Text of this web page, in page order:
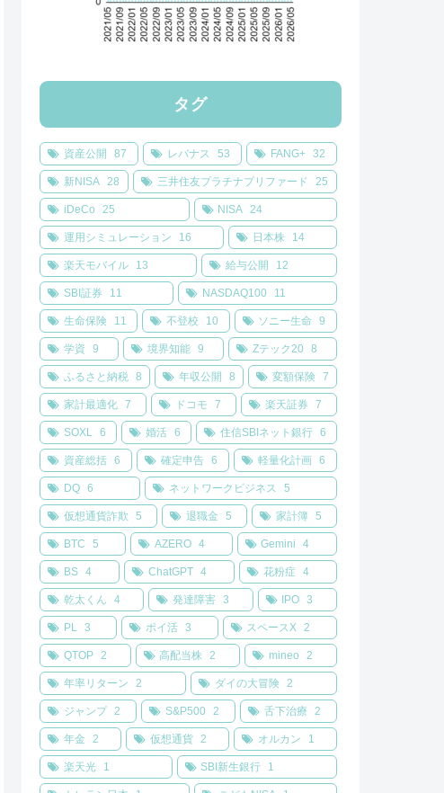
タグ
資産公開 87 レバナス 53 FANG+ 32
新NISA 28 三井住友プラチナプリファード 25
iDeCo 25 NISA 24
運用シミュレーション 16 日本株 14
楽天モバイル 13 給与公開 12
SBI証券 11 NASDAQ100 11
生命保険 11 不登校 10 ソニー生命 9
学資 9 境界知能 9 Zテック20 8
ふるさと納税 8 年収公開 8 変額保険 7
家計最適化 7 ドコモ 7 楽天証券 7
SOXL 6 婚活 6 住信SBIネット銀行 6
資産総括 6 確定申告 6 軽量化計画 6
DQ 6 ネットワークビジネス 5
仮想通貨詐欺 5 退職金 5 家計簿 5
BTC 5 AZERO 4 Gemini 4
BS 4 ChatGPT 4 花粉症 4
乾太くん 4 発達障害 3 IPO 3
PL 3 ポイ活 3 スペースX 2
QTOP 2 高配当株 2 mineo 2
年率リターン 2 ダイの大冒険 2
ジャンプ 2 S&P500 2 舌下治療 2
年金 2 仮想通貨 2 オルカン 1
楽天光 1 SBI新生銀行 1